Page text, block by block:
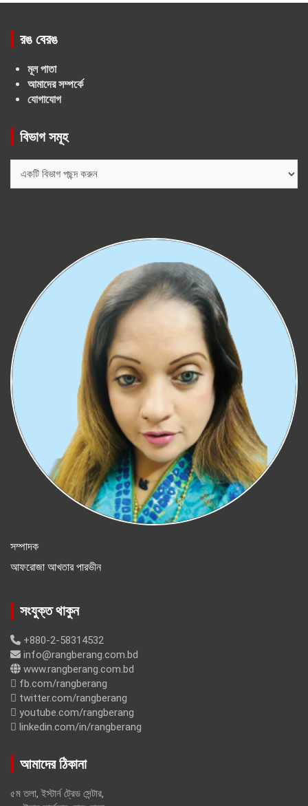
রঙ বেরঙ
মূল পাতা
আমাদের সম্পর্কে
যোগাযোগ
বিভাগ সমূহ
সম্পাদক
আফরোজা আখতার পারভীন
সংযুক্ত থাকুন
+880-2-58314532
info@rangberang.com.bd
www.rangberang.com.bd
fb.com/rangberang
twitter.com/rangberang
youtube.com/rangberang
linkedin.com/in/rangberang
আমাদের ঠিকানা
৫ম তলা, ইস্টার্ন ট্রেড সেন্টার,